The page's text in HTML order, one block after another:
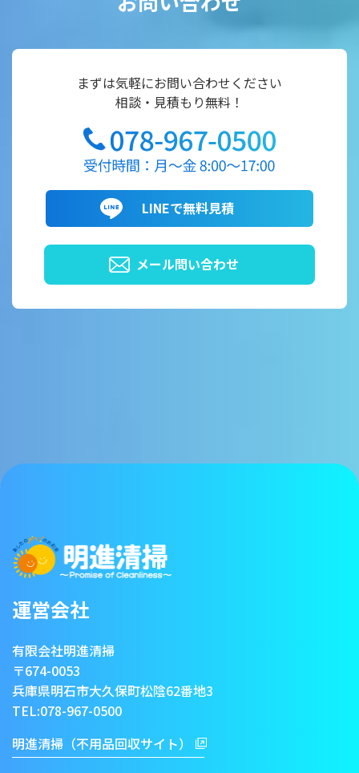
まずは気軽にお問い合わせください
相談・見積もり無料！
LINEで無料見積
メール問い合わせ
運営会社
有限会社明進清掃
〒674-0053
兵庫県明石市大久保町松陰62番地3
TEL:078-967-0500
明進清掃（不用品回収サイト）